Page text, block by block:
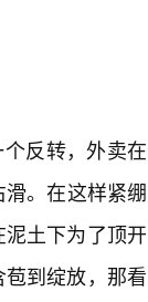
反转，外卖在
。在这样紧绷
土下为了顶开
到绽放，那看